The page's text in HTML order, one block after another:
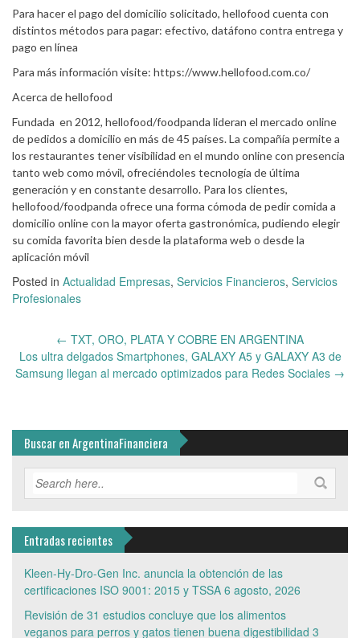
Para hacer el pago del domicilio solicitado, hellofood cuenta con
distintos métodos para pagar: efectivo, datáfono contra entrega y
pago en línea
Para más información visite: https://www.hellofood.com.co/
Acerca de hellofood
Fundada en 2012, hellofood/foodpanda lideran el mercado online
de pedidos a domicilio en más de 45 países. La compañía permite a
los restaurantes tener visibilidad en el mundo online con presencia
tanto web como móvil, ofreciéndoles tecnología de última
generación y en constante desarrollo. Para los clientes,
hellofood/foodpanda ofrece una forma cómoda de pedir comida a
domicilio online con la mayor oferta gastronómica, pudiendo elegir
su comida favorita bien desde la plataforma web o desde la
aplicación móvil
Posted in Actualidad Empresas, Servicios Financieros, Servicios
Profesionales
navigation
← TXT, ORO, PLATA Y COBRE EN ARGENTINA
Los ultra delgados Smartphones, GALAXY A5 y GALAXY A3 de
Samsung llegan al mercado optimizados para Redes Sociales →
Buscar en ArgentinaFinanciera
Entradas recientes
Kleen-Hy-Dro-Gen Inc. anuncia la obtención de las
certificaciones ISO 9001: 2015 y TSSA 6 agosto, 2026
Revisión de 31 estudios concluye que los alimentos
veganos para perros y gatos tienen buena digestibilidad 3